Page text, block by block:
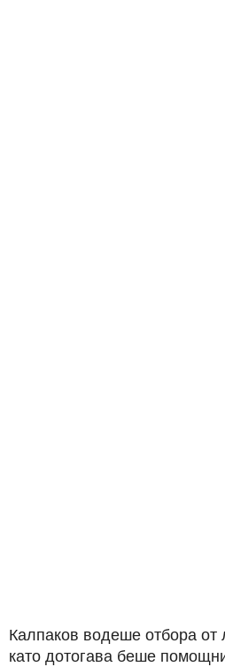
Калпаков водеше отбора от
като дотогава беше